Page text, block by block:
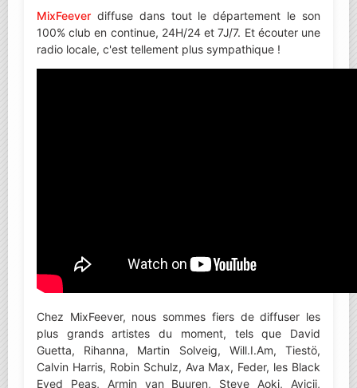
MixFeever diffuse dans tout le département le son
100% club en continue, 24H/24 et 7J/7. Et écouter une
radio locale, c'est tellement plus sympathique !
Chez MixFeever, nous sommes fiers de diffuser les
plus grands artistes du moment, tels que David
Guetta, Rihanna, Martin Solveig, Will.I.Am, Tiestö,
Calvin Harris, Robin Schulz, Ava Max, Feder, les Black
Eyed Peas, Armin van Buuren, Steve Aoki, Avicii,